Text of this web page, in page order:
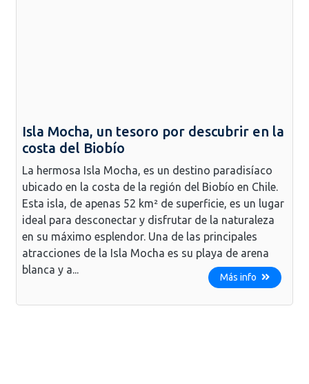
Isla Mocha, un tesoro por descubrir en la
costa del Biobío
La hermosa Isla Mocha, es un destino paradisíaco
ubicado en la costa de la región del Biobío en Chile.
Esta isla, de apenas 52 km² de superficie, es un lugar
ideal para desconectar y disfrutar de la naturaleza
en su máximo esplendor. Una de las principales
atracciones de la Isla Mocha es su playa de arena
blanca y a...
Más info